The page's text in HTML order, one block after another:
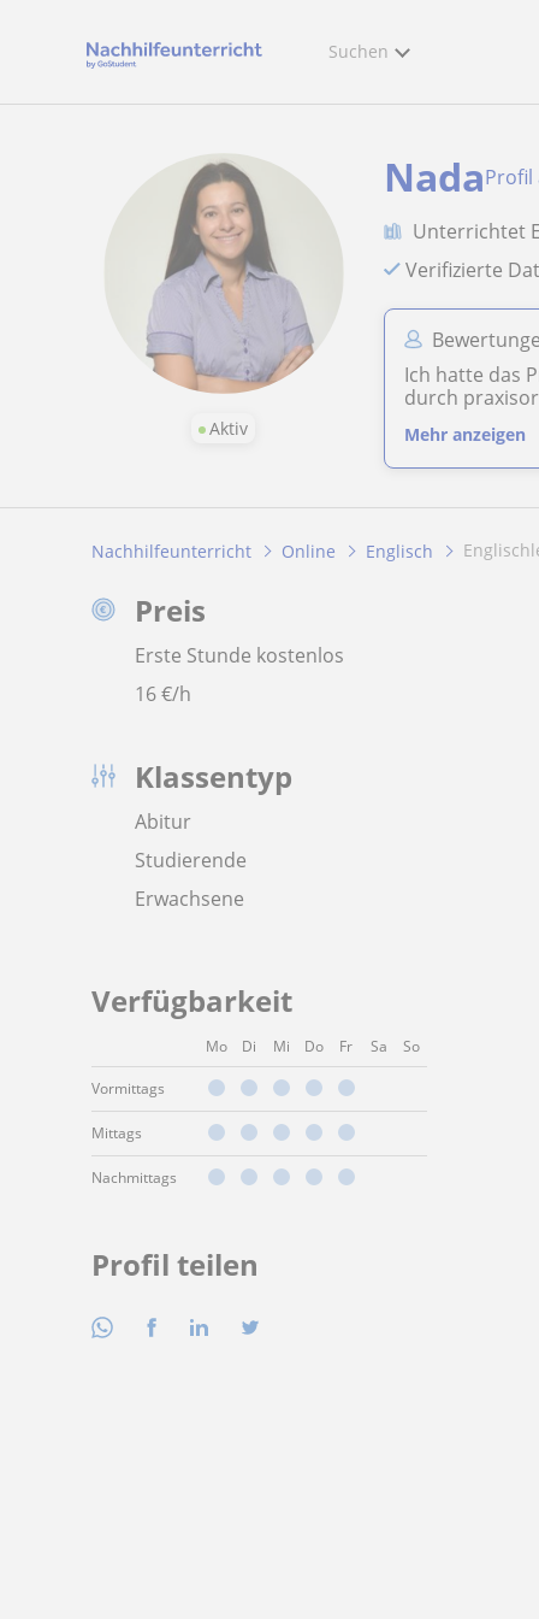
Suchen
Aktiv
NadaProfil
Unterrichtet
Verifizierte
Ich hatte das
durch
Mehr anzeigen
Nachhilfeunterricht Online Englisch
Preis
Erste Stunde kostenlos
16€/h
Klassentyp
Abitur
Studierende
Erwachsene
Verfügbarkeit
Mo Di Mi Do Fr Sa So
Vormittags
Mittags
Nachmittags
Profil teilen